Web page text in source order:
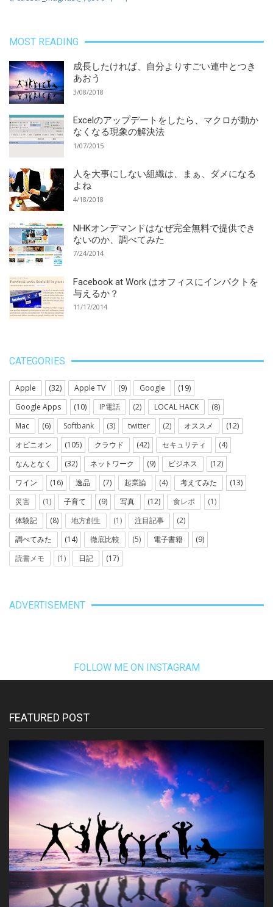
MOST READING
成長したければ、自分よりすごい連中とつき
あおう
3/08/2018
Excelのアップデートをしたら、マクロが動か
なくなる現象の解決法
1/07/2015
人を大事にしない組織は、まぁ、ダメになる
よね
4/18/2018
NHKオンデマンドはなぜ完全無料で提供でき
ないのか、調べてみた
7/24/2014
Facebook at Work はオフィスにインパクトを
与えるか？
11/17/2014
CATEGORIES
Apple (32) Apple TV (9) Google
(19)
Google Apps
(10) IP電話 (2) LOCAL HACK
(8)
Mac
(6) Softbank (3) twitter (2) オススメ
(12)
オピニオン
(105) クラウド (42) セキュリティ
(4)
なんとなく
(32) ネットワーク (9) ビジネス
(12)
ワイン
(16) 逸品 (7) 起業論 (4) 考えてみた
(13)
災害
(1) 子育て (9) 写真 (12) 食レポ
(1)
体験記
(8) 地方創生 (1) 注目記事
(2)
調べてみた
(14) 徹底比較 (5) 電子書籍
(9)
読書メモ
(1) 日記 (17)
ADVERTISEMENT
FOLLOW ME ON INSTAGRAM
FEATURED POST